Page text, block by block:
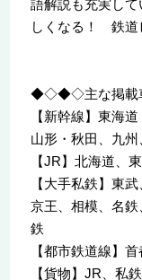
語解説も充実し
しくなる！ 鉄道
◆◇◆◇主な掲
【新幹線】東海
山形・秋田、九州
【JR】北海道、
【大手私鉄】東
京王、相模、名
鉄
【都市鉄道線】
【貨物】JR、私鉄